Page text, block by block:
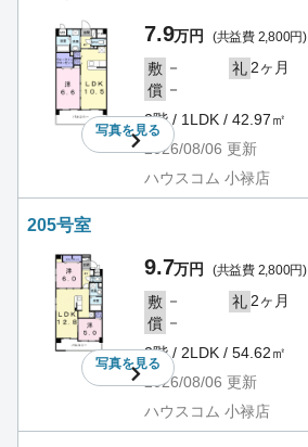
写真を見る
7.9万円 (共益費 2,800円)
敷 － 礼2ヶ月
償 －
2階 / 1LDK / 42.97㎡
2026/08/06 更新
ハウスコム 小禄店
205号室
写真を見る
9.7万円 (共益費 2,800円)
敷 － 礼2ヶ月
償 －
2階 / 2LDK / 54.62㎡
2026/08/06 更新
ハウスコム 小禄店